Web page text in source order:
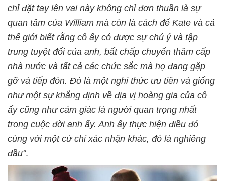
chỉ đặt tay lên vai này không chỉ đơn thuần là sự
quan tâm của William mà còn là cách để Kate và cả
thế giới biết rằng cô ấy có được sự chú ý và tập
trung tuyệt đối của anh, bất chấp chuyến thăm cấp
nhà nước và tất cả các chức sắc mà họ đang gặp
gỡ và tiếp đón. Đó là một nghi thức ưu tiên và giống
như một sự khẳng định về địa vị hoàng gia của cô
ấy cũng như cảm giác là người quan trọng nhất
trong cuộc đời anh ấy. Anh ấy thực hiện điều đó
cùng với một cử chỉ xác nhận khác, đó là nghiêng
đầu".